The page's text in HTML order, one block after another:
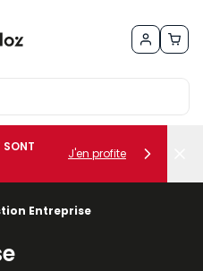
SONT
J'en profite
Entreprise